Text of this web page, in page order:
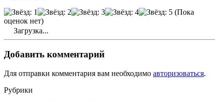
(Пока
оценок нет)
Загрузка...
Добавить комментарий
Для отправки комментария вам необходимо авторизоваться.
Рубрики